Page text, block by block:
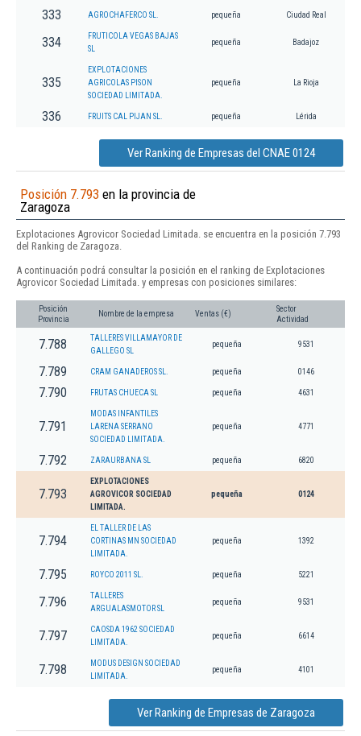
333 AGROCHAFERCO SL. pequeña Ciudad Real
334
FRUTICOLA VEGAS BAJAS
SL
pequeña Badajoz
335
EXPLOTACIONES
AGRICOLAS PISON
SOCIEDAD LIMITADA.
pequeña La Rioja
336 FRUITS CAL PIJAN SL. pequeña Lérida
Ver Ranking de Empresas del CNAE 0124
Posición 7.793 en la provincia de
Zaragoza
Explotaciones Agrovicor Sociedad Limitada. se encuentra en la posición 7.793
del Ranking de Zaragoza.
A continuación podrá consultar la posición en el ranking de Explotaciones
Agrovicor Sociedad Limitada. y empresas con posiciones similares:
Posición
Provincia
Nombre de la empresa Ventas (€)
Sector
Actividad
7.788
TALLERES VILLAMAYOR DE
GALLEGO SL
pequeña 9531
7.789 CRAM GANADEROS SL. pequeña 0146
7.790 FRUTAS CHUECA SL pequeña 4631
7.791
MODAS INFANTILES
LARENA SERRANO
SOCIEDAD LIMITADA.
pequeña 4771
7.792 ZARAURBANA SL pequeña 6820
7.793
EXPLOTACIONES
AGROVICOR SOCIEDAD
LIMITADA.
pequeña 0124
7.794
EL TALLER DE LAS
CORTINAS MN SOCIEDAD
LIMITADA.
pequeña 1392
7.795 ROYCO 2011 SL. pequeña 5221
7.796
TALLERES
ARGUALASMOTOR SL
pequeña 9531
7.797
CAOSDA 1962 SOCIEDAD
LIMITADA.
pequeña 6614
7.798
MODUS DESIGN SOCIEDAD
LIMITADA.
pequeña 4101
Ver Ranking de Empresas de Zaragoza